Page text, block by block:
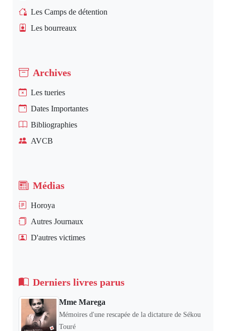
Les Camps de détention
Les bourreaux
Archives
Les tueries
Dates Importantes
Bibliographies
AVCB
Médias
Horoya
Autres Journaux
D'autres victimes
Derniers livres parus
Mme Marega
Mémoires d'une rescapée de la dictature de Sékou
Touré